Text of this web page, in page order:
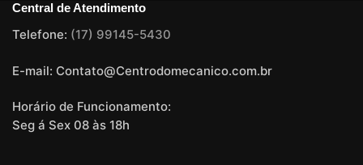
Central de Atendimento
Telefone: (17) 99145-5430
E-mail: Contato@Centrodomecanico.com.br
Horário de Funcionamento:
Seg á Sex 08 às 18h